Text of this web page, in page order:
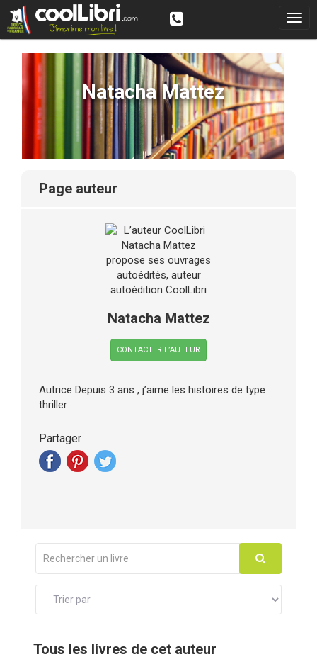
Natacha Mattez
page auteur
Natacha Mattez
CONTACTER L’AUTEUR
Autrice Depuis 3 ans , j’aime les histoires de type
thriller
Partager
Tous les livres de cet auteur